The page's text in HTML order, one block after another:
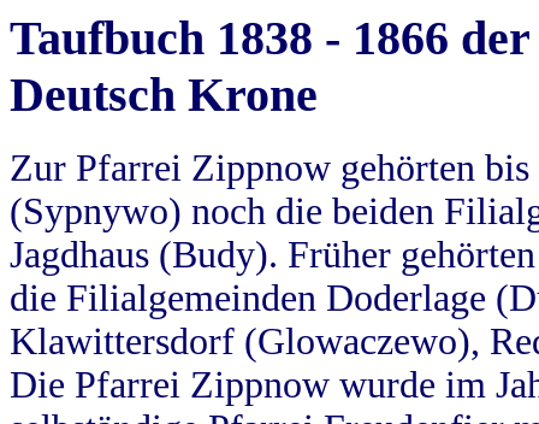
Taufbuch 1838 - 1866
Deutsch Krone
Zur Pfarrei Zippnow gehörten
(Sypnywo) noch die beiden
Jagdhaus (Budy). Früher
die Filialgemeinden Doderlage
Klawittersdorf (Glowaczewo),
Die Pfarrei Zippnow wurde im